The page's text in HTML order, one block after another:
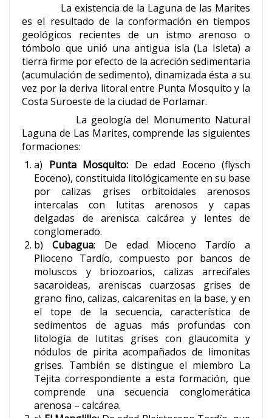
La existencia de la Laguna de las Marites
es el resultado de la conformación en tiempos
geológicos recientes de un istmo arenoso o
tómbolo que unió una antigua isla (La Isleta) a
tierra firme por efecto de la acreción sedimentaria
(acumulación de sedimento), dinamizada ésta a su
vez por la deriva litoral entre Punta Mosquito y la
Costa Suroeste de la ciudad de Porlamar.
La geología del Monumento Natural
Laguna de Las Marites, comprende las siguientes
formaciones:
a) Punta Mosquito: De edad Eoceno (flysch
Eoceno), constituida litológicamente en su base
por calizas grises orbitoidales arenosos
intercalas con lutitas arenosos y capas
delgadas de arenisca calcárea y lentes de
conglomerado.
b) Cubagua: De edad Mioceno Tardío a
Plioceno Tardío, compuesto por bancos de
moluscos y briozoarios, calizas arrecifales
sacaroideas, areniscas cuarzosas grises de
grano fino, calizas, calcarenitas en la base, y en
el tope de la secuencia, característica de
sedimentos de aguas más profundas con
litología de lutitas grises con glaucomita y
nódulos de pirita acompañados de limonitas
grises. También se distingue el miembro La
Tejita correspondiente a esta formación, que
comprende una secuencia conglomerática
arenosa – calcárea.